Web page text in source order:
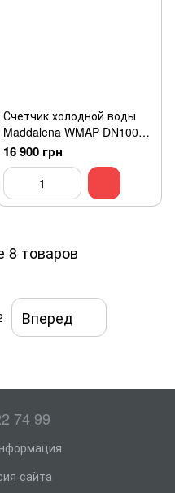
Счетчик холодной воды
Maddalena WMAP DN100
R100
16 900 грн
8 товаров
Вперед
74 99
сайта